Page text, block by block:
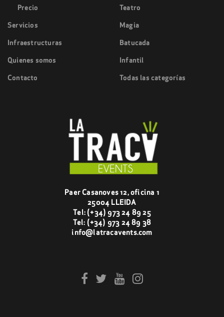
Precio
Servicios
Infraestructuras
Quienes somos
Contacto
Teatro
Magia
Batucada
Infantil
Todas las categorías
Paer Casanoves 12, oficina 1
25004 LLEIDA
Tel: (+34) 973 24 89 25
Tel: (+34) 973 24 89 38
info@latracavents.com